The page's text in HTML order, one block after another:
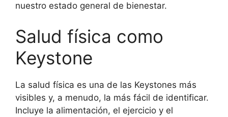
nuestro estado general de bienestar.
Salud física como
Keystone
La salud física es una de las Keystones más
visibles y, a menudo, la más fácil de identificar.
Incluye la alimentación, el ejercicio y el